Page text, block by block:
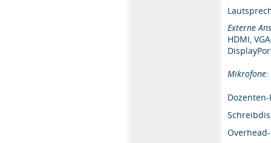
Externe
HDMI,
Mikrofone:
Dozenten-